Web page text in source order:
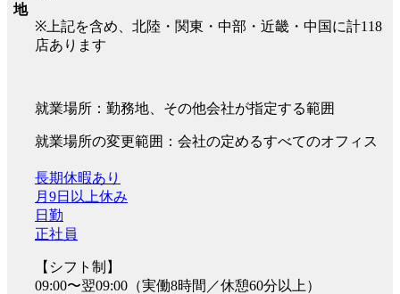
地
※上記を含め、北陸・関東・中部・近畿・中国に計118
店あります
就業場所：勤務地、その他会社が指定する範囲
就業場所の変更範囲：会社の定めるすべてのオフィス
長期休暇あり
月9日以上休み
日勤
正社員
【シフト制】
09:00〜翌09:00（実働8時間／休憩60分以上）